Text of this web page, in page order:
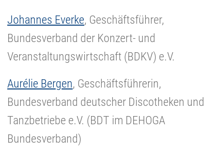
Johannes Everke, Geschäftsführer,
Bundesverband der Konzert- und
Veranstaltungswirtschaft (BDKV) e.V.
Aurélie Bergen, Geschäftsführerin,
Bundesverband deutscher Discotheken und
Tanzbetriebe e.V. (BDT im DEHOGA
Bundesverband)